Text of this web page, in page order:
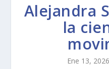
Alejandra
la
Ene 13, 2026